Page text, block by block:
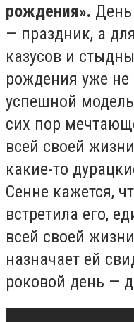
рождения».
— праздник, а
казусов и
рождения уже
успешной
сих пор
всей своей
какие-то
Сенне кажется,
встретила его,
всей своей
назначает ей
роковой день —